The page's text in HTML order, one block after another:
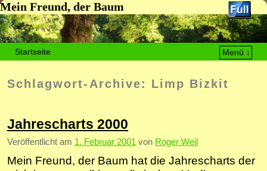
Mein Freund, der Baum
Startseite
Menü ↓
Schlagwort-Archive: Limp Bizkit
Jahrescharts 2000
Veröffentlicht am 1. Februar 2001 von Roger Weil
Mein Freund, der Baum hat die Jahrescharts der